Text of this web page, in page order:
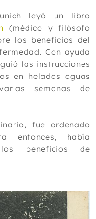
leyó un libro
(médico y filósofo
los beneficios del
Con ayuda
las instrucciones
en heladas aguas
semanas de
fue ordenado
entonces, había
beneficios de